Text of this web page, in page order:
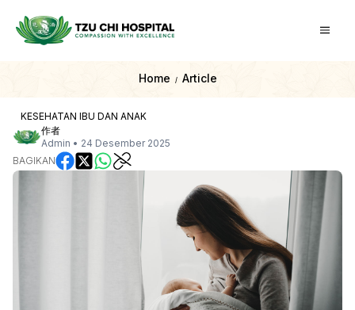
Home / Article
KESEHATAN IBU DAN ANAK
作者
Admin • 24 Desember 2025
BAGIKAN